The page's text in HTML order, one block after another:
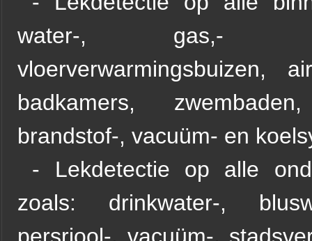
water-, gas,-
badkamers,
brandstof-, vacuüm- en
- Lekdetectie op alle
zoals: drinkwater-,